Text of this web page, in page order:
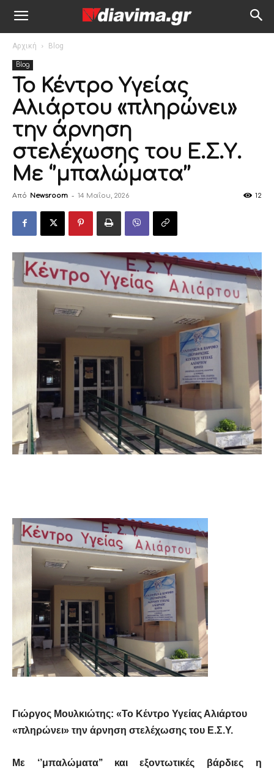
Αρχική Blog
Blog
Το Κέντρο Υγείας
Αλιάρτου «πληρώνει»
την άρνηση
στελέχωσης του Ε.Σ.Υ.
Με ‘’μπαλώματα’’
Από Newsroom - 14 Μαΐου, 2026 12
Γιώργος Μουλκιώτης: «Το Κέντρο Υγείας Αλιάρτου
«πληρώνει» την άρνηση στελέχωσης του Ε.Σ.Υ.
Με ‘’μπαλώματα’’ και εξοντωτικές βάρδιες η